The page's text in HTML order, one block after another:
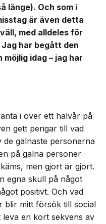
länge). Och som i
är även detta
med alldeles för
har begått den
idag – jag har
i över ett halvår på
gett pengar till vad
de galnaste personerna
på galna personer
men gjort är gjort.
egna skull på något
positivt. Och vad
blir mitt försök till social
en kort sekvens av